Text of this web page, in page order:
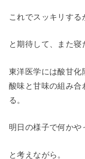
これでスッキリする
と期待して、また寝
東洋医学には酸甘化
酸味と甘味の組み合
る。
明日の様子で何かや
と考えながら。